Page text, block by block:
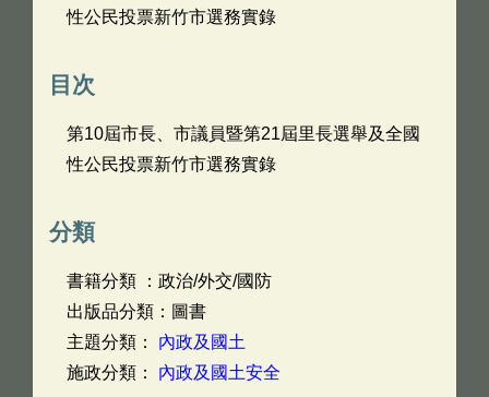
性公民投票新竹市選務實錄
目次
第10屆市長、市議員暨第21屆里長選舉及全國
性公民投票新竹市選務實錄
分類
書籍分類 ：政治/外交/國防
出版品分類：圖書
主題分類： 內政及國土
施政分類： 內政及國土安全